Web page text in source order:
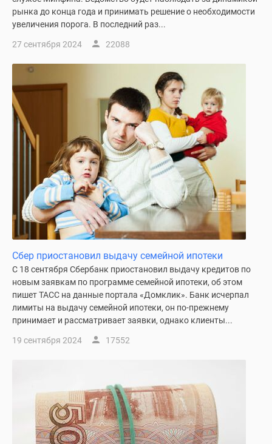
рынка до конца года и принимать решение о необходимости
увеличения порога. В последний раз...
27 сентября 2024 22088
Сбер приостановил выдачу семейной ипотеки
С 18 сентября Сбербанк приостановил выдачу кредитов по
новым заявкам по программе семейной ипотеки, об этом
пишет ТАСС на данные портала «Домклик». Банк исчерпал
лимиты на выдачу семейной ипотеки, он по-прежнему
принимает и рассматривает заявки, однако клиенты...
19 сентября 2024 17552